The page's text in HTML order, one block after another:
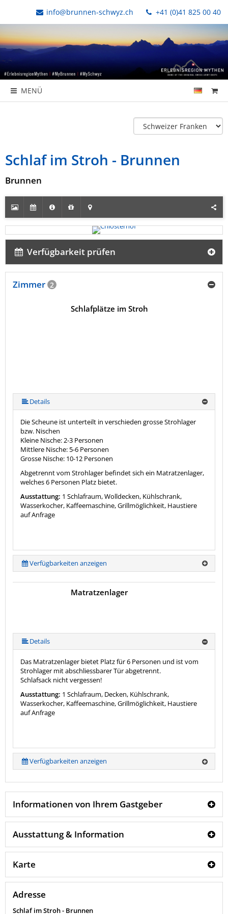
info@brunnen-schwyz.ch +41 (0)41 825 00 40
MENÜ
Schlaf im Stroh - Brunnen
Brunnen
Verfügbarkeit prüfen
Zimmer 2
Schlafplätze im Stroh
Details
Die Scheune ist unterteilt in verschieden grosse Strohlager
bzw. Nischen
Kleine Nische: 2-3 Personen
Mittlere Nische: 5-6 Personen
Grosse Nische: 10-12 Personen
Abgetrennt vom Strohlager befindet sich ein Matratzenlager,
welches 6 Personen Platz bietet.
Ausstattung: 1 Schlafraum, Wolldecken, Kühlschrank,
Wasserkocher, Kaffeemaschine, Grillmöglichkeit, Haustiere
auf Anfrage
Verfügbarkeiten anzeigen
Matratzenlager
Details
Das Matratzenlager bietet Platz für 6 Personen und ist vom
Strohlager mit abschliessbarer Tür abgetrennt.
Schlafsack nicht vergessen!
Ausstattung: 1 Schlafraum, Decken, Kühlschrank,
Wasserkocher, Kaffeemaschine, Grillmöglichkeit, Haustiere
auf Anfrage
Verfügbarkeiten anzeigen
Informationen von Ihrem Gastgeber
Ausstattung & Information
Karte
Adresse
Schlaf im Stroh - Brunnen